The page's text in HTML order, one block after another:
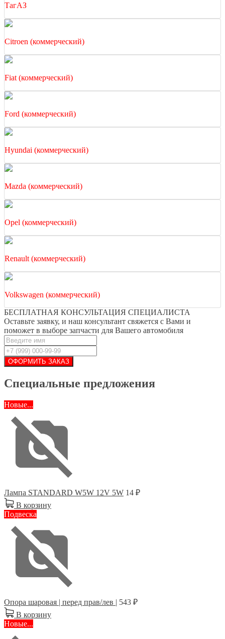
ТагАЗ
Citroen (коммерческий)
Fiat (коммерческий)
Ford (коммерческий)
Hyundai (коммерческий)
Mazda (коммерческий)
Opel (коммерческий)
Renault (коммерческий)
Volkswagen (коммерческий)
БЕСПЛАТНАЯ КОНСУЛЬТАЦИЯ СПЕЦИАЛИСТА
Оставьте заявку, и наш консультант свяжется с Вами и
поможет в выборе запчасти для Вашего автомобиля
Специальные предложения
Новые...
Лампа STANDARD W5W 12V 5W 14 ₽
В корзину
Подвеска
Опора шаровая | перед прав/лев | 543 ₽
В корзину
Новые...